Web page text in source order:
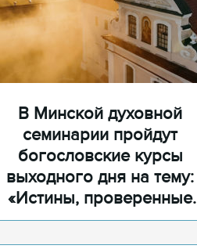
В Минской духовной
семинарии пройдут
богословские курсы
выходного дня на тему:
«Истины, проверенные
временем»